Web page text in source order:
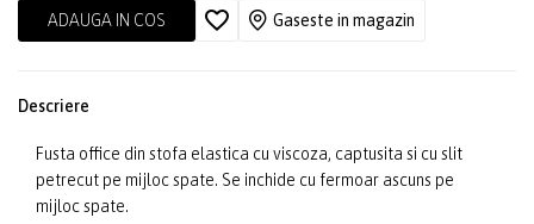
ADAUGA IN COS Gaseste in magazin
Descriere
Fusta office din stofa elastica cu viscoza, captusita si cu slit
petrecut pe mijloc spate. Se inchide cu fermoar ascuns pe
mijloc spate.